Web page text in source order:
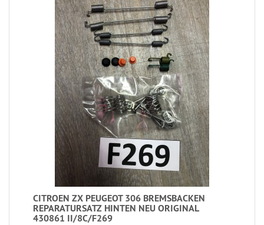
CITROEN ZX PEUGEOT 306 BREMSBACKEN
REPARATURSATZ HINTEN NEU ORIGINAL
430861 II/8C/F269